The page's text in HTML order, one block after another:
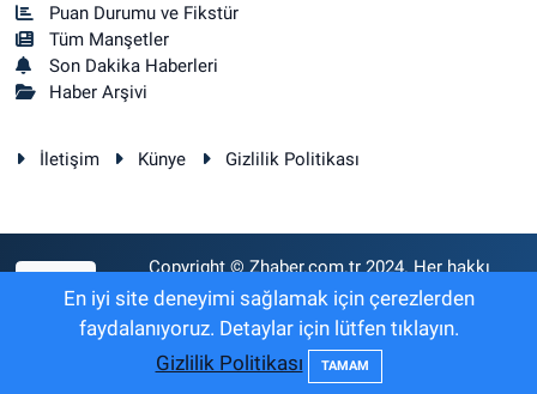
Puan Durumu ve Fikstür
Tüm Manşetler
Son Dakika Haberleri
Haber Arşivi
İletişim Künye Gizlilik Politikası
Copyright © Zhaber.com.tr 2024. Her hakkı
saklıdır.
Haber Yazılımı:TE Bilişim
En iyi site deneyimi sağlamak için çerezlerden
faydalanıyoruz. Detaylar için lütfen tıklayın.
Gizlilik Politikası
TAMAM